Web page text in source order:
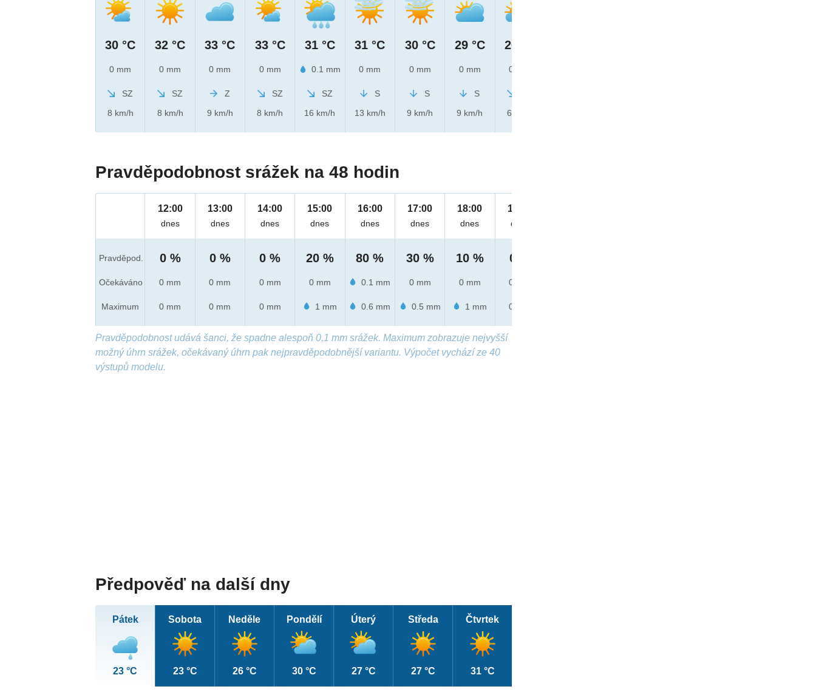
30 °C
0 mm
SZ
8 km/h
32 °C
0 mm
SZ
8 km/h
33 °C
0 mm
Z
9 km/h
33 °C
0 mm
SZ
8 km/h
31 °C
0.1 mm
SZ
16 km/h
31 °C
0 mm
S
13 km/h
30 °C
0 mm
S
9 km/h
29 °C
0 mm
S
9 km/h
26 °C
0 mm
6 km/h
Pravděpodobnost srážek na 48 hodin
Pravděpod.
Očekáváno
Maximum
12:00
dnes
0 %
0 mm
0 mm
13:00
dnes
0 %
0 mm
0 mm
14:00
dnes
0 %
0 mm
0 mm
15:00
dnes
20 %
0 mm
1 mm
16:00
dnes
80 %
0.1 mm
0.6 mm
17:00
dnes
30 %
0 mm
0.5 mm
18:00
dnes
10 %
0 mm
1 mm
19:00
dnes
0 %
0 mm
0 mm
Pravděpodobnost udává šanci, že spadne alespoň 0,1 mm srážek. Maximum zobrazuje nejvyšší
možný úhrn srážek, očekávaný úhrn pak nejpravděpodobnější variantu. Výpočet vychází ze 40
výstupů modelu.
Předpověď na další dny
Pátek
23 °C
Sobota
23 °C
Neděle
26 °C
Pondělí
30 °C
Úterý
27 °C
Středa
27 °C
Čtvrtek
31 °C